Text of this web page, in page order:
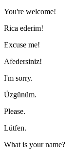
You're welcome!
Rica ederim!
Excuse me!
Afedersiniz!
I'm sorry.
Üzgünüm.
Please.
Lütfen.
What is your name?